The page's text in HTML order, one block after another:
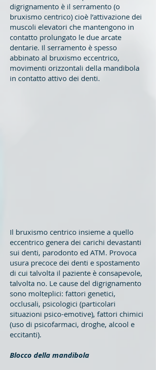
digrignamento è il serramento (o
bruxismo centrico) cioè l’attivazione dei
muscoli elevatori che mantengono in
contatto prolungato le due arcate
dentarie. Il serramento è spesso
abbinato al bruxismo eccentrico,
movimenti orizzontali della mandibola
in contatto attivo dei denti.
Il bruxismo centrico insieme a quello
eccentrico genera dei carichi devastanti
sui denti, parodonto ed ATM. Provoca
usura precoce dei denti e spostamento
di cui talvolta il paziente è consapevole,
talvolta no. Le cause del digrignamento
sono molteplici: fattori genetici,
occlusali, psicologici (particolari
situazioni psico-emotive), fattori chimici
(uso di psicofarmaci, droghe, alcool e
eccitanti).
Blocco della mandibola